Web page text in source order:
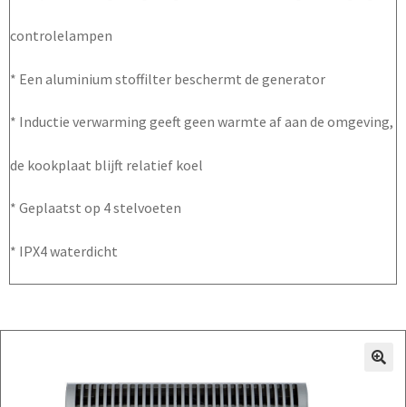
controlelampen
* Een aluminium stoffilter beschermt de generator
* Inductie verwarming geeft geen warmte af aan de omgeving,
de kookplaat blijft relatief koel
* Geplaatst op 4 stelvoeten
* IPX4 waterdicht